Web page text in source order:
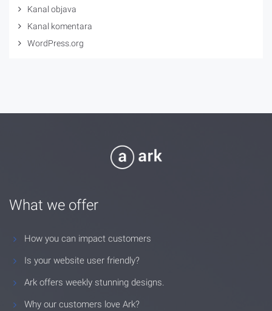
Kanal objava
Kanal komentara
WordPress.org
What we offer
How you can impact customers
Is your website user friendly?
Ark offers weekly stunning designs.
Why our customers love Ark?